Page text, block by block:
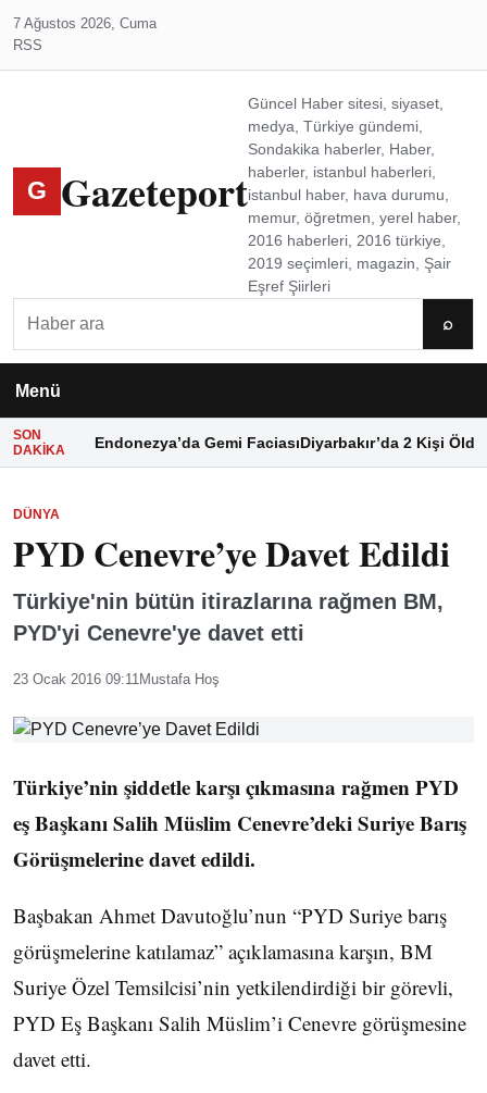
7 Ağustos 2026, Cuma
RSS
G Gazeteport
Güncel Haber sitesi, siyaset,
medya, Türkiye gündemi,
Sondakika haberler, Haber,
haberler, istanbul haberleri,
istanbul haber, hava durumu,
memur, öğretmen, yerel haber,
2016 haberleri, 2016 türkiye,
2019 seçimleri, magazin, Şair
Eşref Şiirleri
⌕
Menü
SON
DAKIKA
Endonezya’da Gemi FaciasıDiyarbakır’da 2 Kişi Öldü
DÜNYA
PYD Cenevre’ye Davet Edildi
Türkiye'nin bütün itirazlarına rağmen BM,
PYD'yi Cenevre'ye davet etti
23 Ocak 2016 09:11Mustafa Hoş
Türkiye’nin şiddetle karşı çıkmasına rağmen PYD
eş Başkanı Salih Müslim Cenevre’deki Suriye Barış
Görüşmelerine davet edildi.
Başbakan Ahmet Davutoğlu’nun “PYD Suriye barış
görüşmelerine katılamaz” açıklamasına karşın, BM
Suriye Özel Temsilcisi’nin yetkilendirdiği bir görevli,
PYD Eş Başkanı Salih Müslim’i Cenevre görüşmesine
davet etti.